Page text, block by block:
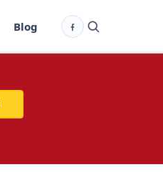
Blog
Facebook